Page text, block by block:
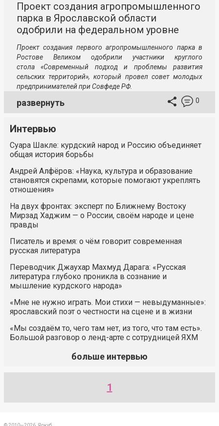
Проект создания агропромышленного
парка в Ярославской области
одобрили на федеральном уровне
Проект создания первого агропромышленного парка в
Ростове Великом одобрили участники круглого
стола «Современный подход и проблемы развития
сельских территорий», который провел совет молодых
предпринимателей при Совфеде РФ.
развернуть 0
Интервью
Суара Шакле: курдский народ и Россию объединяет
общая история борьбы
Андрей Алфёров: «Наука, культура и образование
становятся скрепами, которые помогают укреплять
отношения»
На двух фронтах: эксперт по Ближнему Востоку
Мирзад Хаджим — о России, своём народе и цене
правды
Писатель и время: о чём говорит современная
русская литература
Переводчик Джаухар Махмуд Дарага: «Русская
литература глубоко проникла в сознание и
мышление курдского народа»
«Мне не нужно играть. Мои стихи — невыдуманные»:
ярославский поэт о честности на сцене и в жизни
«Мы создаём то, чего там нет, из того, что там есть».
Большой разговор о ленд-арте с сотрудницей ЯХМ
больше интервью
1